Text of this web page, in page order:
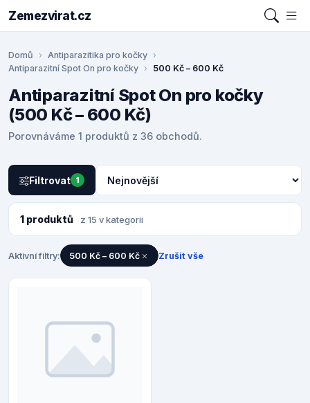
Zemezvirat.cz
Domů
Antiparazitika pro kočky
Antiparazitní Spot On pro kočky
500 Kč – 600 Kč
Antiparazitní Spot On pro kočky
(500 Kč – 600 Kč)
Porovnáváme 1 produktů z 36 obchodů.
Filtrovat 1
1 produktů z 15 v kategorii
Aktivní filtry: 500 Kč – 600 Kč Zrušit vše